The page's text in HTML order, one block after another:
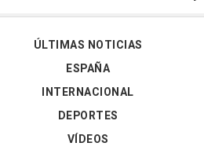
ÚLTIMAS NOTICIAS
ESPAÑA
INTERNACIONAL
DEPORTES
VÍDEOS